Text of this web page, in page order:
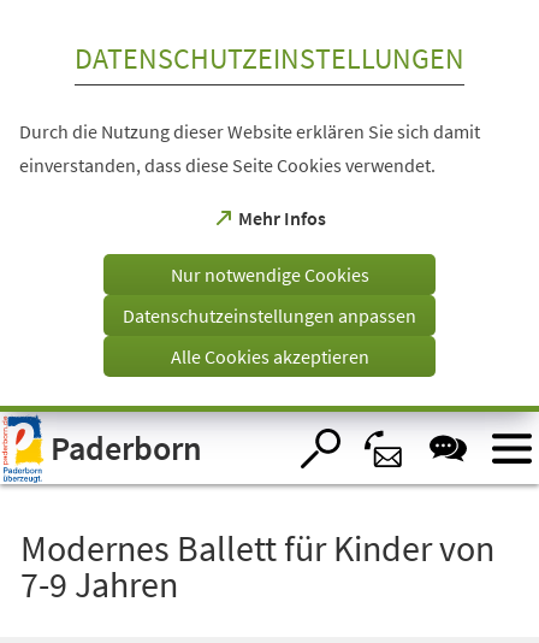
Visuelle
Assistenzsoftware
öffnen.
DATENSCHUTZEINSTELLUNGEN
Durch die Nutzung dieser Website erklären Sie sich damit
einverstanden, dass diese Seite Cookies verwendet.
Mehr Infos
(Öffnet
einem
Tab)
Nur notwendige Cookies
Datenschutzeinstellungen anpassen
Alle Cookies akzeptieren
Paderborn
Modernes Ballett für Kinder von
7-9 Jahren